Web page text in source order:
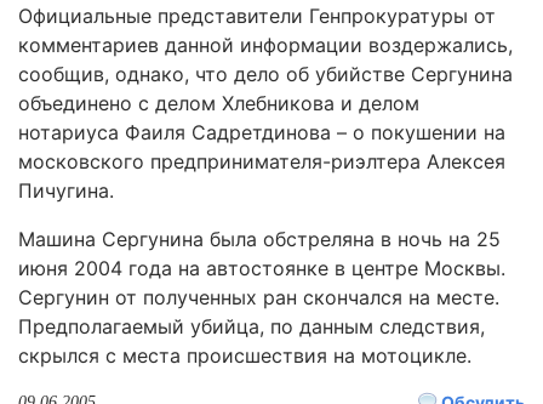
Официальные представители Генпрокуратуры от
комментариев данной информации воздержались,
сообщив, однако, что дело об убийстве Сергунина
объединено с делом Хлебникова и делом
нотариуса Фаиля Садретдинова – о покушении на
московского предпринимателя-риэлтера Алексея
Пичугина.
Машина Сергунина была обстреляна в ночь на 25
июня 2004 года на автостоянке в центре Москвы.
Сергунин от полученных ран скончался на месте.
Предполагаемый убийца, по данным следствия,
скрылся с места происшествия на мотоцикле.